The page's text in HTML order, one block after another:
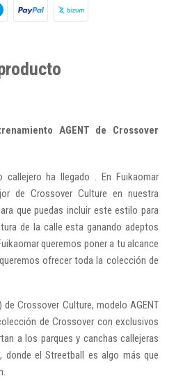
AGENT de Crossover
callejero ha llegado . En Fuikaomar
de Crossover Culture en nuestra
que puedas incluir este estilo para
de la calle esta ganando adeptos
queremos poner a tu alcance
ofrecer toda la colección de
Crossover Culture, modelo AGENT
de Crossover con exclusivos
a los parques y canchas callejeras
donde el Streetball es algo más que